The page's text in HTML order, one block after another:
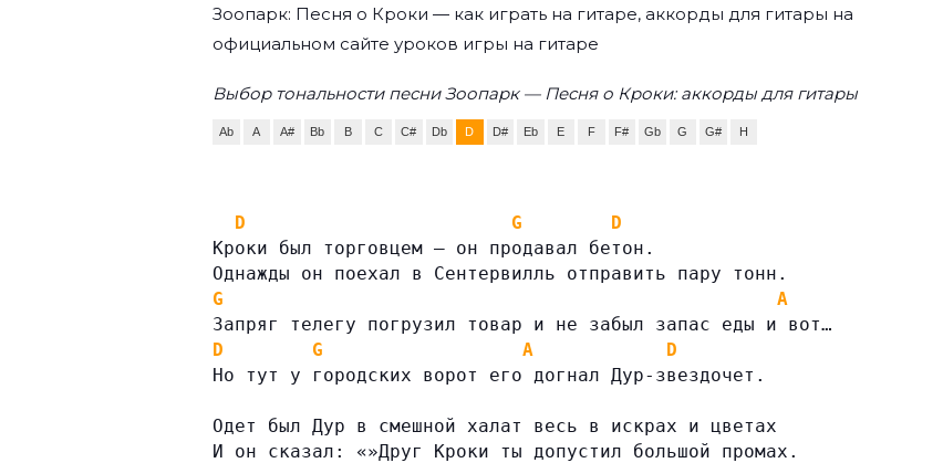
Зоопарк: Песня о Кроки — как играть на гитаре, аккорды для гитары на
официальном сайте уроков игры на гитаре
Выбор тональности песни Зоопарк — Песня о Кроки: аккорды для гитары
Ab A A# Bb B C C# Db D D# Eb E F F# Gb G G# H
D G
D
Кроки был торговцем — он продавал бетон.
Однажды он поехал в Сентервилль отправить пару тонн.
G
A
Запряг телегу погрузил товар и не забыл запас еды и вот…
D
G A
D
Но тут у городских ворот его догнал Дур-звездочет.
Одет был Дур в смешной халат весь в искрах и цветах
И он сказал: «»Друг Кроки ты допустил большой промах.